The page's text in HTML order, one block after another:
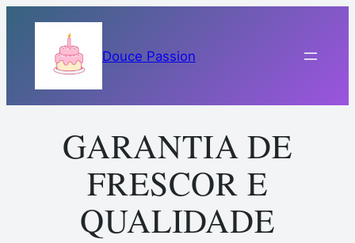
conteúdo
Douce Passion
GARANTIA DE
FRESCOR E
QUALIDADE